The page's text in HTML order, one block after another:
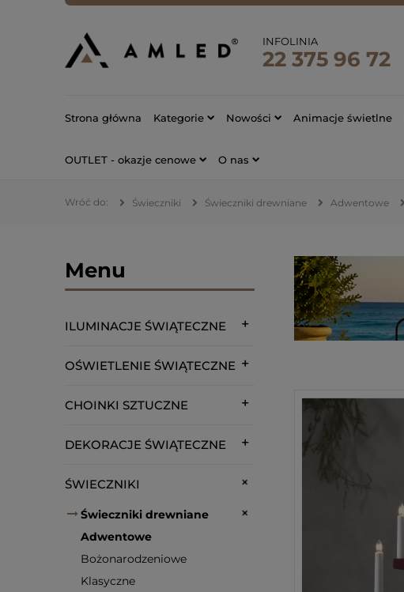
INFOLINIA
22 375 96 72
Strona główna Kategorie Nowości Animacje świetlne
OUTLET - okazje cenowe O nas
Świeczniki Świeczniki drewniane Adwentowe
Menu
ILUMINACJE ŚWIĄTECZNE
OŚWIETLENIE ŚWIĄTECZNE
CHOINKI SZTUCZNE
DEKORACJE ŚWIĄTECZNE
ŚWIECZNIKI
Świeczniki drewniane
Adwentowe
Bożonarodzeniowe
Klasyczne